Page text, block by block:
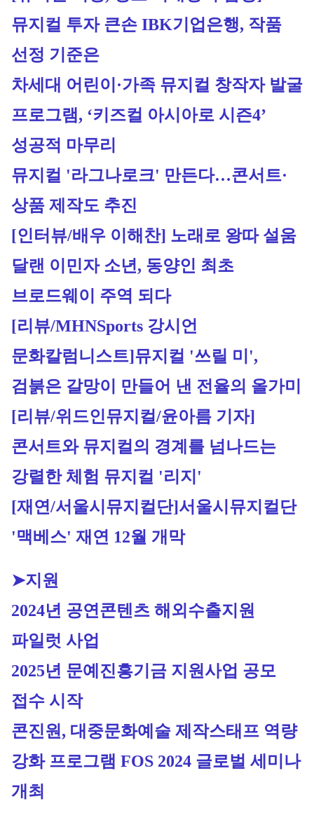
뮤지컬 투자 큰손 IBK기업은행, 작품
선정 기준은
차세대 어린이·가족 뮤지컬 창작자 발굴
프로그램, ‘키즈컬 아시아로 시즌4’
성공적 마무리
뮤지컬 '라그나로크' 만든다…콘서트·
상품 제작도 추진
[인터뷰/배우 이해찬] 노래로 왕따 설움
달랜 이민자 소년, 동양인 최초
브로드웨이 주역 되다
[리뷰/MHNSports 강시언
문화칼럼니스트]뮤지컬 '쓰릴 미',
검붉은 갈망이 만들어 낸 전율의 올가미
[리뷰/위드인뮤지컬/윤아름 기자]
콘서트와 뮤지컬의 경계를 넘나드는
강렬한 체험 뮤지컬 '리지'
[재연/서울시뮤지컬단]서울시뮤지컬단
'맥베스' 재연 12월 개막
➤지원
2024년 공연콘텐츠 해외수출지원
파일럿 사업
2025년 문예진흥기금 지원사업 공모
접수 시작
콘진원, 대중문화예술 제작스태프 역량
강화 프로그램 FOS 2024 글로벌 세미나
개최